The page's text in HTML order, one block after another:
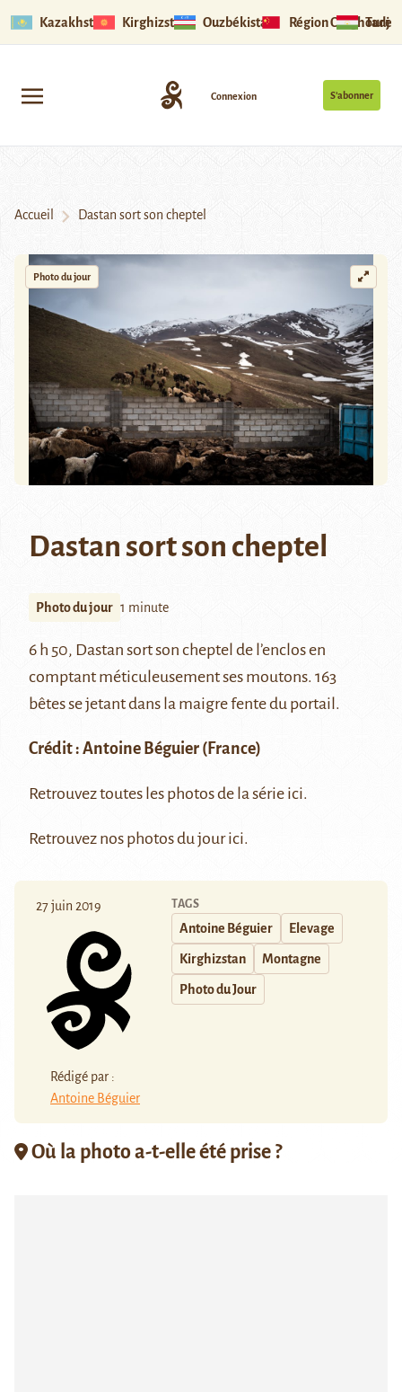
Kazakhstan Kirghizstan Ouzbékistan Région Ouïghoure
S’abonner
Connexion
Accueil Dastan sort son cheptel
Photo du jour
Dastan sort son cheptel
Photo du jour 1 minute
6 h 50, Dastan sort son cheptel de l’enclos en
comptant méticuleusement ses moutons. 163
bêtes se jetant dans la maigre fente du portail.
Crédit : Antoine Béguier (France)
Retrouvez toutes les photos de la série ici.
Retrouvez nos photos du jourici.
27 juin 2019
Rédigé par :
Antoine Béguier
TAGS
Antoine Béguier Elevage
Kirghizstan Montagne
Photo du Jour
Où la photo a-t-elle été prise ?